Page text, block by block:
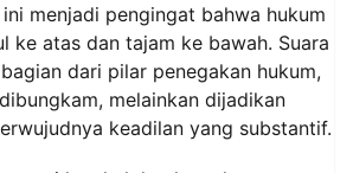
menjadi pengingat bahwa hukum
ke atas dan tajam ke bawah. Suara
dari pilar penegakan hukum,
melainkan dijadikan
keadilan yang substantif.